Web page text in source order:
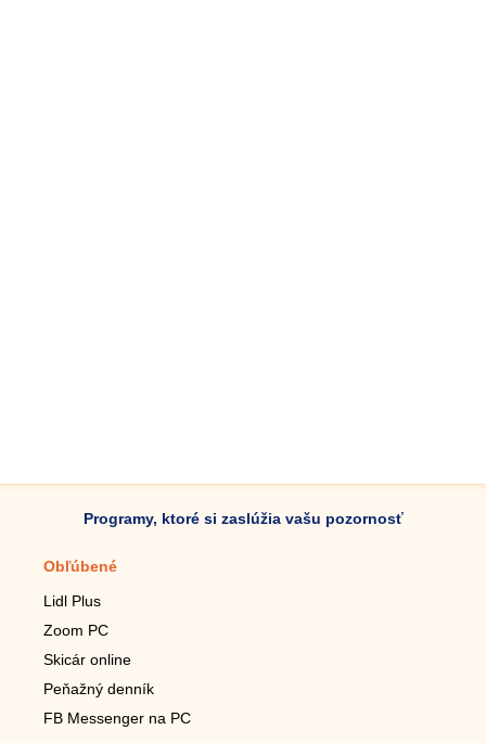
Programy, ktoré si zaslúžia vašu pozornosť
Obľúbené
Lidl Plus
Zoom PC
Skicár online
Peňažný denník
FB Messenger na PC